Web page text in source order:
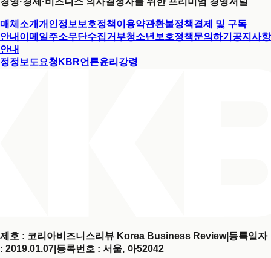
매체소개개인정보보호정책이용약관환불정책결제 및 구독
안내 이메일주소무단수집거부청소년보호정책문의하기 공지사항
안내
정정보도요청 KBR언론윤리강령
제호 : 코리아비즈니스리뷰 Korea Business Review| 등록일자
: 2019.01.07 등록번호 : 서울, 아52042